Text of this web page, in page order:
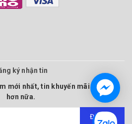
ký nhận tin
mới nhất, tin khuyến mãi và nhiều
hơn nữa.
Đăng ký